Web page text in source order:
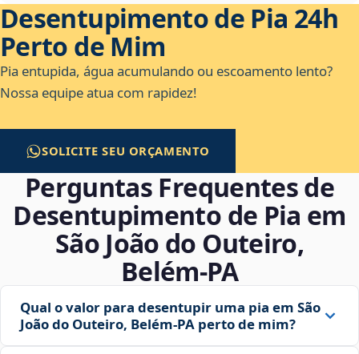
Desentupimento de Pia 24h
Perto de Mim
Pia entupida, água acumulando ou escoamento lento?
Nossa equipe atua com rapidez!
SOLICITE SEU ORÇAMENTO
Perguntas Frequentes de
Desentupimento de Pia em
São João do Outeiro,
Belém‑PA
Qual o valor para desentupir uma pia em São
João do Outeiro, Belém‑PA perto de mim?